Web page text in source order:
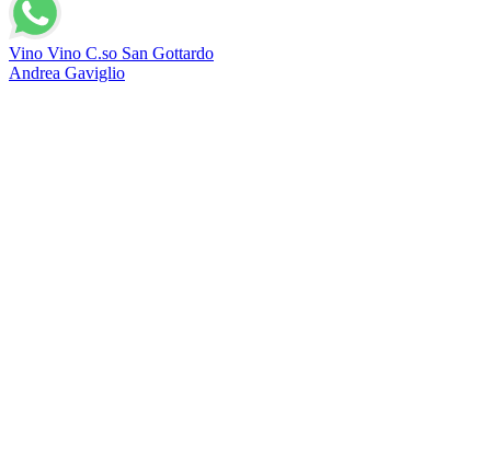
Vino Vino C.so San Gottardo
Andrea Gaviglio